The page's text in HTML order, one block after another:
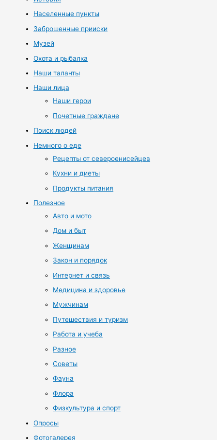
Населенные пункты
Заброшенные прииски
Музей
Охота и рыбалка
Наши таланты
Наши лица
Наши герои
Почетные граждане
Поиск людей
Немного о еде
Рецепты от североенисейцев
Кухни и диеты
Продукты питания
Полезное
Авто и мото
Дом и быт
Женщинам
Закон и порядок
Интернет и связь
Медицина и здоровье
Мужчинам
Путешествия и туризм
Работа и учеба
Разное
Советы
Фауна
Флора
Физкультура и спорт
Опросы
Фотогалерея